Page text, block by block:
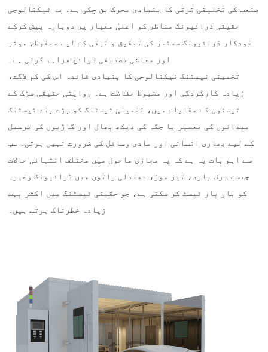
صنعت کی تخلیقی ترقی کا بنیادی محرک بن چکی ہے۔ یہ ٹیکنالوجی
حقیقی ڈرائیونگ مناظر کو اعلیٰ معیار پر دوبارہ پیش کرکے
خودکار ڈرائیونگ سسٹمز کی تحقیق و ترقی کے لیے محفوظ، موثر
اور معاشی تصدیقی ذرائع فراہم کرتی ہے۔
تخمینی ٹیسٹنگ ٹیکنالوجی کا بنیادی فائدہ اس کی کم لاگت،
زیادہ کارکردگی اور مضبوط حفاظت ہے۔ روایتی حقیقی سڑک کے
ٹیسٹوں کے مقابلے میں، تخمینی ٹیسٹنگ کو بڑے بند ٹیسٹنگ
میدانوں کی تعمیر یا جگہ کی دیکھ بھال اور گاڑیوں کی ترسیل
کے لیے بھاری انسانی اور مادی وسائل کی ضرورت نہیں ہوتی۔ سب
سے اہم بات یہ ہے کہ یہ مجازی ماحول میں مختلف انتہائی حالات
جیسے برف باری، تیز موڑ، دھندلی راتوں میں ڈرائیونگ وغیرہ
کو بار بار ٹیسٹ کر سکتی ہے، جو حقیقی ٹیسٹنگ میں اکثر بہت
زیادہ خطرناک ہوتے ہیں۔